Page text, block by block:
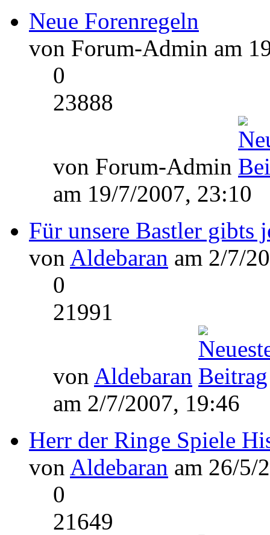
Neue Forenregeln
von Forum-Admin am
0
23888
von Forum-Admin
am 19/7/2007, 23:10
Für unsere Bastler gibts
von Aldebaran am 2/7/
0
21991
von Aldebaran
am 2/7/2007, 19:46
Herr der Ringe Spiele
von Aldebaran am 26/5/
0
21649